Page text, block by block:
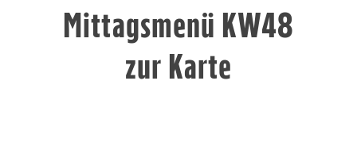
Mittagsmenü KW48
zur Karte